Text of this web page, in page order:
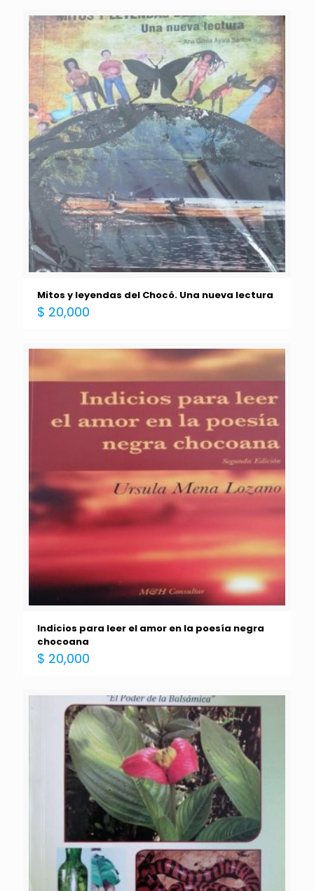
Mitos y leyendas del Chocó. Una nueva lectura
$ 20,000
Indicios para leer el amor en la poesía negra
chocoana
$ 20,000